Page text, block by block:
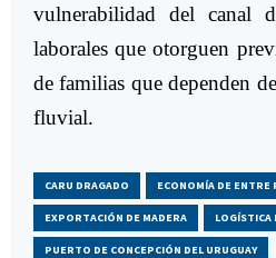
vulnerabilidad del canal
laborales que otorguen
de familias que dependen
fluvial.
CARU DRAGADO ECONOMÍA DE ENTRE
EXPORTACIÓN DE MADERA LOGÍSTICA
PUERTO DE CONCEPCIÓN DEL URUGUAY